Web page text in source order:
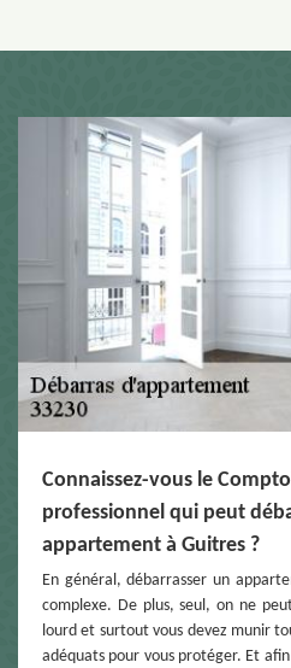
Connaissez-vous le
professionnel qui peut
appartement à Guitres ?
En général, débarrasser un
complexe. De plus, seul, on ne
lourd et surtout vous devez munir
adéquats pour vous protéger. Et